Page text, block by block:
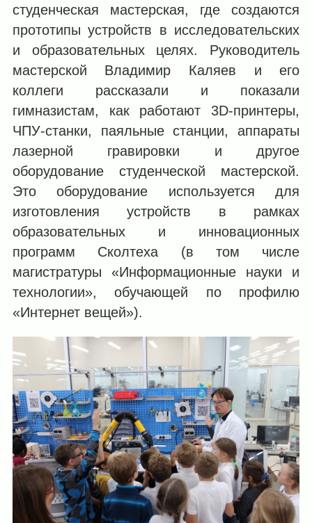
студенческая мастерская, где создаются
прототипы устройств в исследовательских
и образовательных целях. Руководитель
мастерской Владимир Каляев и его
коллеги рассказали и показали
гимназистам, как работают 3D-принтеры,
ЧПУ-станки, паяльные станции, аппараты
лазерной гравировки и другое
оборудование студенческой мастерской.
Это оборудование используется для
изготовления устройств в рамках
образовательных и инновационных
программ Сколтеха (в том числе
магистратуры «Информационные науки и
технологии», обучающей по профилю
«Интернет вещей»).